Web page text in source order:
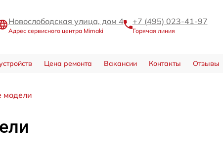
Новослободская улица, дом 4
Адрес сервисного центра Mimaki
+7 (495) 023-41-97
Горячая линия
Цена ремонта Вакансии Контакты Отзывы
модели